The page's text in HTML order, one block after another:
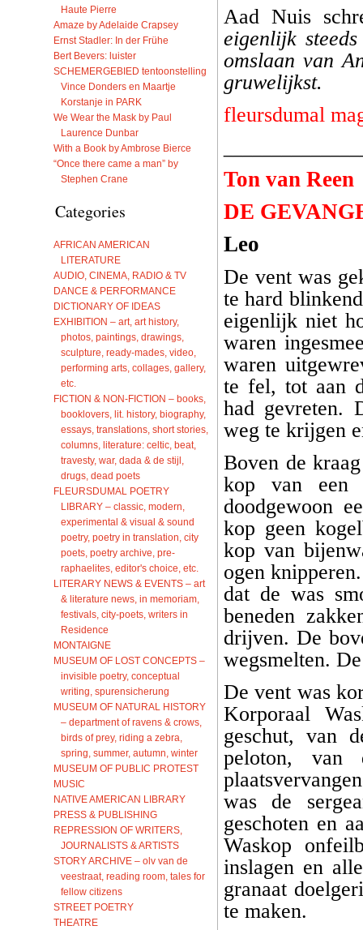
Haute Pierre
Amaze by Adelaide Crapsey
Ernst Stadler: In der Frühe
Bert Bevers: luister
SCHEMERGEBIED tentoonstelling
Vince Donders en Maartje
Korstanje in PARK
We Wear the Mask by Paul
Laurence Dunbar
With a Book by Ambrose Bierce
“Once there came a man” by
Stephen Crane
Categories
AFRICAN AMERICAN
LITERATURE
AUDIO, CINEMA, RADIO & TV
DANCE & PERFORMANCE
DICTIONARY OF IDEAS
EXHIBITION – art, art history,
photos, paintings, drawings,
sculpture, ready-mades, video,
performing arts, collages, gallery,
etc.
FICTION & NON-FICTION – books,
booklovers, lit. history, biography,
essays, translations, short stories,
columns, literature: celtic, beat,
travesty, war, dada & de stijl,
drugs, dead poets
FLEURSDUMAL POETRY
LIBRARY – classic, modern,
experimental & visual & sound
poetry, poetry in translation, city
poets, poetry archive, pre-
raphaelites, editor's choice, etc.
LITERARY NEWS & EVENTS – art
& literature news, in memoriam,
festivals, city-poets, writers in
Residence
MONTAIGNE
MUSEUM OF LOST CONCEPTS –
invisible poetry, conceptual
writing, spurensicherung
MUSEUM OF NATURAL HISTORY
– department of ravens & crows,
birds of prey, riding a zebra,
spring, summer, autumn, winter
MUSEUM OF PUBLIC PROTEST
MUSIC
NATIVE AMERICAN LIBRARY
PRESS & PUBLISHING
REPRESSION OF WRITERS,
JOURNALISTS & ARTISTS
STORY ARCHIVE – olv van de
veestraat, reading room, tales for
fellow citizens
STREET POETRY
THEATRE
Aad Nuis
eigenlijk
omslaan van
gruwelijkst.
fleursdumal
Ton van Reen
DE
Leo
De vent was
te hard
eigenlijk niet
waren
waren
te fel, tot aan
had gevreten.
weg te krijgen
Boven de
kop van een
doodgewoon
kop geen
kop van
ogen
dat de was
beneden
drijven. De
wegsmelten.
De vent was
Korporaal
geschut, van
peloton, van
was de
geschoten en
Waskop
inslagen en
granaat
te maken.